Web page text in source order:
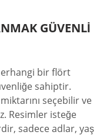
GÜVENLI
bir flört
sahiptir.
seçebilir ve
Resimler isteğe
sadece adlar, yaş